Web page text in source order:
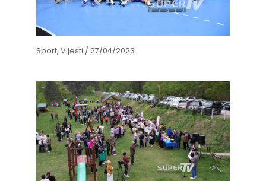
Sport,Vijesti /27/04/2023